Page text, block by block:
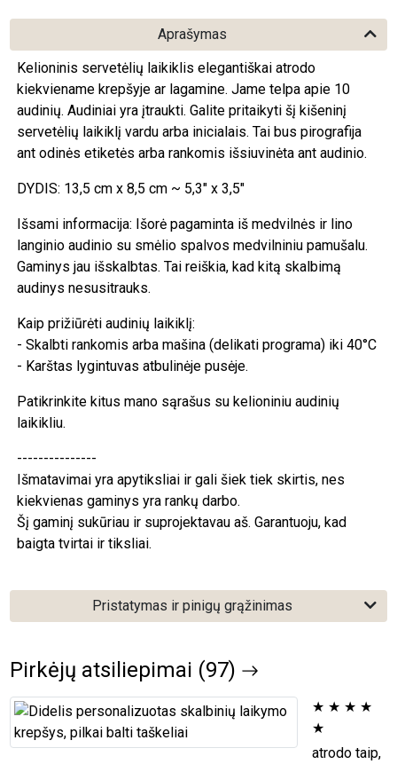
Aprašymas
Kelioninis servetėlių laikiklis elegantiškai atrodo
kiekviename krepšyje ar lagamine. Jame telpa apie 10
audinių. Audiniai yra įtraukti. Galite pritaikyti šį kišeninį
servetėlių laikiklį vardu arba inicialais. Tai bus pirografija
ant odinės etiketės arba rankomis išsiuvinėta ant audinio.
DYDIS: 13,5 cm x 8,5 cm ~ 5,3" x 3,5"
Išsami informacija: Išorė pagaminta iš medvilnės ir lino
langinio audinio su smėlio spalvos medvilniniu pamušalu.
Gaminys jau išskalbtas. Tai reiškia, kad kitą skalbimą
audinys nesusitrauks.
Kaip prižiūrėti audinių laikiklį:
- Skalbti rankomis arba mašina (delikati programa) iki 40°C
- Karštas lygintuvas atbulinėje pusėje.
Patikrinkite kitus mano sąrašus su kelioniniu audinių
laikikliu.
---------------
Išmatavimai yra apytiksliai ir gali šiek tiek skirtis, nes
kiekvienas gaminys yra rankų darbo.
Šį gaminį sukūriau ir suprojektavau aš. Garantuoju, kad
baigta tvirtai ir tiksliai.
Pristatymas ir pinigų grąžinimas
Pirkėjų atsiliepimai (97)
★ ★ ★ ★
★
atrodo taip,